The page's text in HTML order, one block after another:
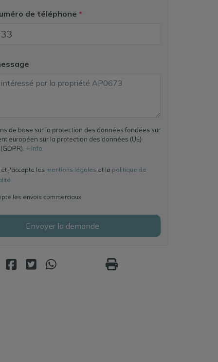
de téléphone *
de base sur la protection des données fondées sur
européen sur la protection des données (UE)
+ Info
j'accepte les mentions légales et la politique de
les envois commerciaux
Envoyer la demande